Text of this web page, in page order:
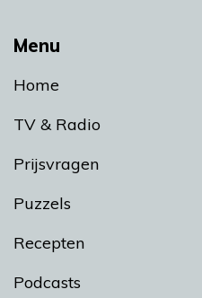
Menu
Home
TV & Radio
Prijsvragen
Puzzels
Recepten
Podcasts